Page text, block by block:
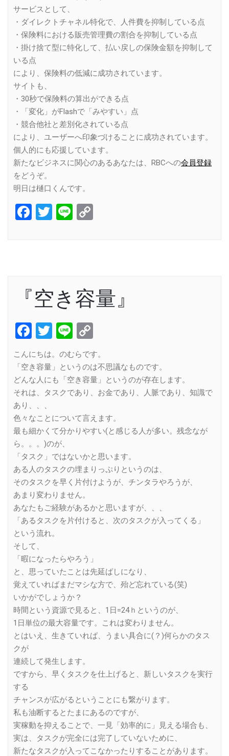
サービスとして、
・ダイレクトチャネル特化で、人件費を抑制している点
・保険料における販売管理費の割合を抑制している点
・掛け捨て型に特化して、払い戻しの保険金額を抑制して
いる点
により、保険料の低減に成功されています。
サイトも、
・30秒で保険料の算出ができる点
・「変化」がFlashで「みやすい」点
・競合他社と差別化されている点
により、ユーザーへ印象づけることに成功されています。
個人的にも応援しています。
新たなビジネスに関心のあるあなたは、RBCへの会員登録
をどうぞ。
明日は樋口くんです。
Facebook
Twitter
Line
『空き容量』
Facebook
Twitter
Line
Link
こんにちは。のむらです。
「空き容量」というのは不思議なものです。
どんな人にも「空き容量」というのが存在します。
それは、タスクであり、お金であり、人脈であり、知識で
あり、、、
色々なことについて言えます。
最も細かくて分かりやすい(と感じる人が多い。残念なが
ら。。。)のが、
「タスク」ではないかと思います。
ある人のタスクの埋まりっぷりというのは、
そのタスクを早く片付けようが、チンタラやろうが、
あまり変わりません。
あなたもご経験があるかと思いますが、、、
「あるタスクを片付けると、次のタスクが入ってくる」
という流れ。
そして、
「暇になったらやろう」
と、思っていたことは先延ばしになり、
覚えていればまだマシな方で、殆ど忘れている(笑)
いかがでしょうか？
時間という資源で見ると、1日=24ｈというのが、
1日単位の最大容量です。これは変わりません。
とはいえ、生きていれば、うまい具合に(？)何らかのタス
クが
連続して発生します。
ですから、早くタスクを仕上げると、新しいタスクを実行
する
チャンスが広がるということにも繋がります。
私も油断するとたまにあるのですが、
実稼動を抑えることで、一見「効率的に」見える場合も、
実は、タスクが完全には完了していないために、
新たなタスクが入ってこなかったりすることがあります。